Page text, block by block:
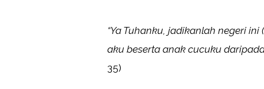
“Ya Tuhanku, jadikanlah negeri
aku beserta anak cucuku
35)